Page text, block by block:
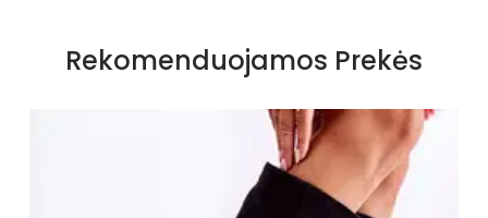
iš audinio
Smailas
smeigtukas
kasdieninis
Rekomenduojamos Prekės